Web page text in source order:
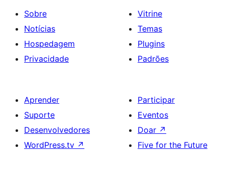
Sobre
Notícias
Hospedagem
Privacidade
Vitrine
Temas
Plugins
Padrões
Aprender
Suporte
Desenvolvedores
WordPress.tv ↗
Participar
Eventos
Doar ↗
Five for the Future